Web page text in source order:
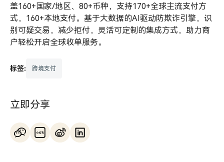
盖160+国家/地区、80+币种，支持170+全球主流支付方
式，160+本地支付。基于大数据的AI驱动防欺诈引擎，识
别可疑交易，减少拒付，灵活可定制的集成方式，助力商
户轻松开启全球收单服务。
标签: 跨境支付
立即分享